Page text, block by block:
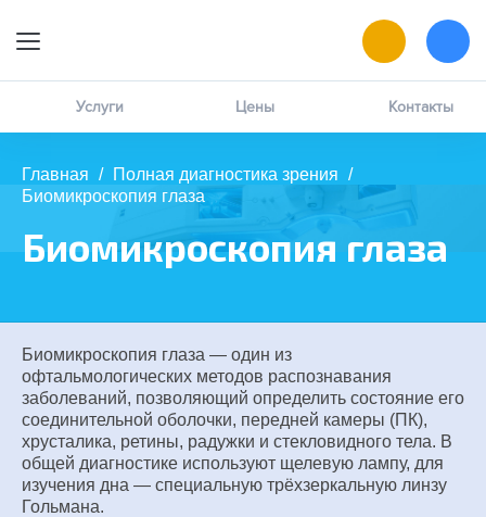
написать в чат
ВК
Услуги Цены Контакты
Главная / Полная диагностика зрения /
Биомикроскопия глаза
Биомикроскопия глаза
Биомикроскопия глаза — один из
офтальмологических методов распознавания
заболеваний, позволяющий определить состояние его
соединительной оболочки, передней камеры (ПК),
хрусталика, ретины, радужки и стекловидного тела. В
общей диагностике используют щелевую лампу, для
изучения дна — специальную трёхзеркальную линзу
Гольмана.